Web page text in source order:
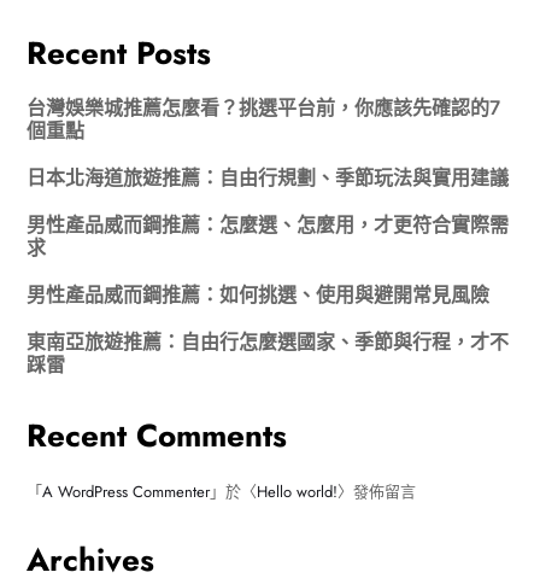
Recent Posts
台灣娛樂城推薦怎麼看？挑選平台前，你應該先確認的7
個重點
日本北海道旅遊推薦：自由行規劃、季節玩法與實用建議
男性產品威而鋼推薦：怎麼選、怎麼用，才更符合實際需
求
男性產品威而鋼推薦：如何挑選、使用與避開常見風險
東南亞旅遊推薦：自由行怎麼選國家、季節與行程，才不
踩雷
Recent Comments
「A WordPress Commenter」於〈Hello world!〉發佈留言
Archives